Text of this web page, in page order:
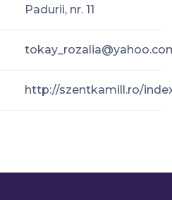
Padurii, nr. 11
http://szentkamill.ro/